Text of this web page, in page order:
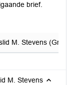
brief.
M. Stevens
M. Stevens